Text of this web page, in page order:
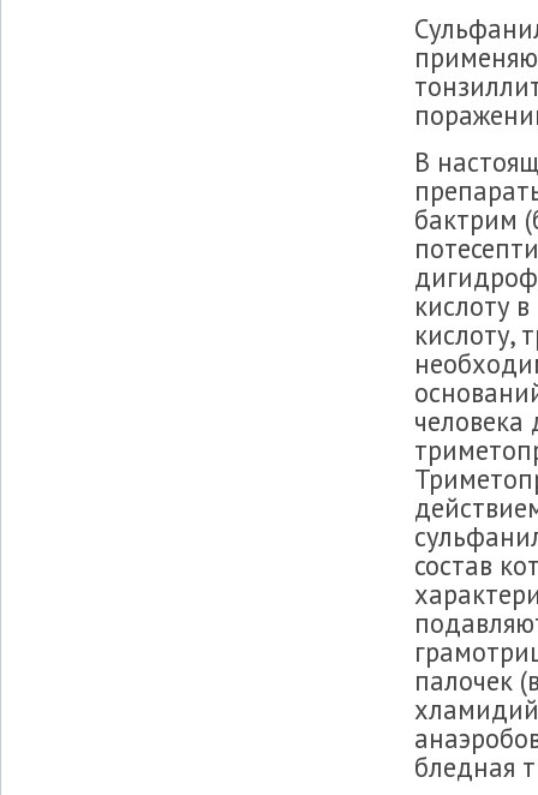
В
бактрим
кислоту
кислоту,
человека
состав
палочек
бледная